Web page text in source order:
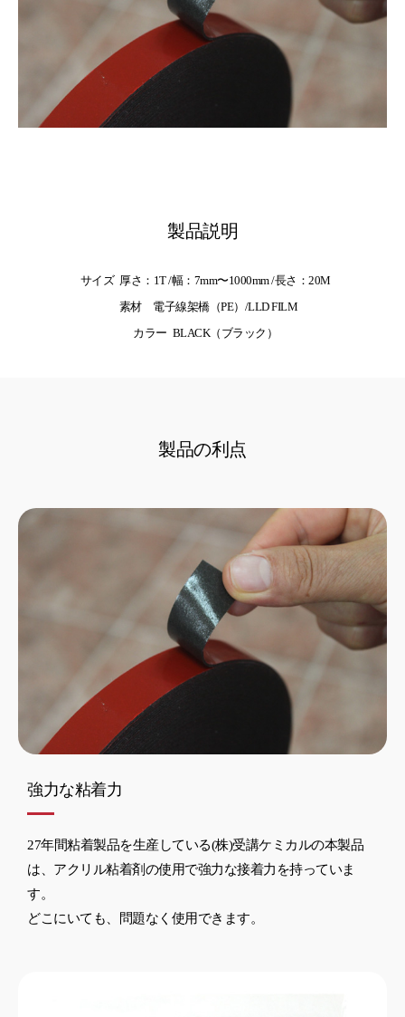
製品説明
サイズ 厚さ：1T /幅：7mm〜1000mm /長さ：20M
素材
電子線架橋（PE）/LLD FILM
カラー BLACK（ブラック）
製品の利点
強力な粘着力
27年間粘着製品を生産している(株)受講ケミカルの本製品
は、アクリル粘着剤の使用で強力な接着力を持っていま
す。
どこにいても、問題なく使用できます。